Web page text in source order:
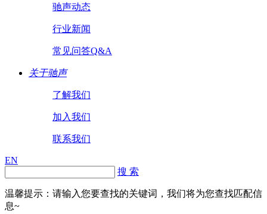
驰声动态
行业新闻
常见问答Q&A
关于驰声
了解我们
加入我们
联系我们
EN
搜 索
温馨提示：请输入您要查找的关键词，我们将为您查找匹配信
息~